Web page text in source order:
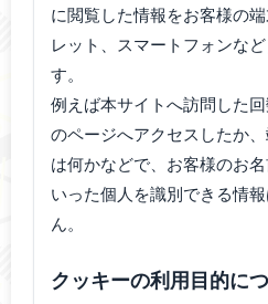
に閲覧した情報をお客様の
レット、スマートフォンな
す。
例えば本サイトへ訪問した
のページへアクセスしたか
は何かなどで、お客様のお
いった個人を識別できる情
ん。
クッキーの利用目的に